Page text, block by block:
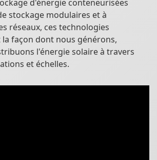
d'énergie conteneurisées
stockage modulaires et à
réseaux, ces technologies
façon dont nous générons,
l'énergie solaire à travers
et échelles.